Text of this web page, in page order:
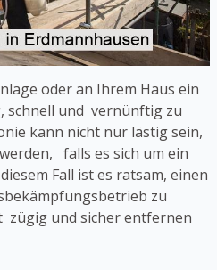
oder an Ihrem Haus ein
schnell und vernünftig zu
kann nicht nur lästig sein,
falls es sich um ein
Fall ist es ratsam, einen
zu
zügig und sicher entfernen